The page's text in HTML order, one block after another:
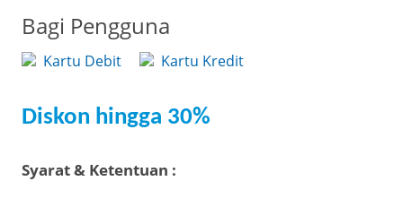
Bagi Pengguna
Kartu Debit Kartu Kredit
Diskon hingga 30%
Syarat & Ketentuan :